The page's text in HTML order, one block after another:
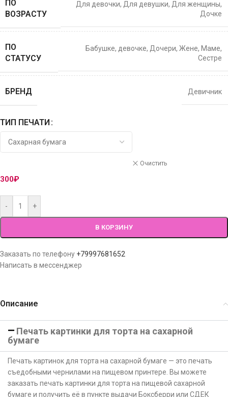
ПО
ВОЗРАСТУ
Для девочки, Для девушки, Для женщины,
Дочке
ПО
СТАТУСУ
Бабушке, девочке, Дочери, Жене, Маме,
Сестре
БРЕНД Девичник
ТИП ПЕЧАТИ
Очистить
300₽
- +
В КОРЗИНУ
Заказать по телефону +79997681652
Написать в мессенджер
Описание
Печать картинки для торта на сахарной
бумаге
Печать картинок для торта на сахарной бумаге — это печать
съедобными чернилами на пищевом принтере. Вы можете
заказать печать картинки для торта на пищевой сахарной
бумаге и получить её в пункте выдачи Боксберри или СДЕК